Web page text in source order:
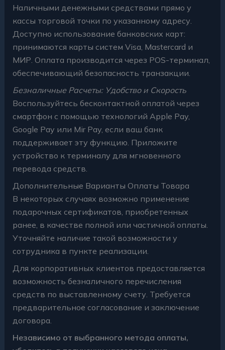
Наличными денежными средствами прямо у
кассы торговой точки по указанному адресу.
Доступно использование банковских карт:
принимаются карты систем Visa, Mastercard и
МИР. Оплата производится через POS-терминал,
обеспечивающий безопасность транзакции.
Безналичные Расчеты: Удобство и Скорость
Воспользуйтесь бесконтактной оплатой через
смартфон с помощью технологий Apple Pay,
Google Pay или Mir Pay, если ваш банк
поддерживает эту функцию. Приложите
устройство к терминалу для мгновенного
перевода средств.
Дополнительные Варианты Оплаты Товара
В некоторых случаях возможно применение
подарочных сертификатов, приобретенных
ранее, в качестве полной или частичной оплаты.
Уточняйте наличие такой возможности у
сотрудника в пункте реализации.
Для корпоративных клиентов предоставляется
возможность безналичного перечисления
средств по выставленному счету. Требуется
предварительное согласование и заключение
договора.
Независимо от выбранного метода оплаты,